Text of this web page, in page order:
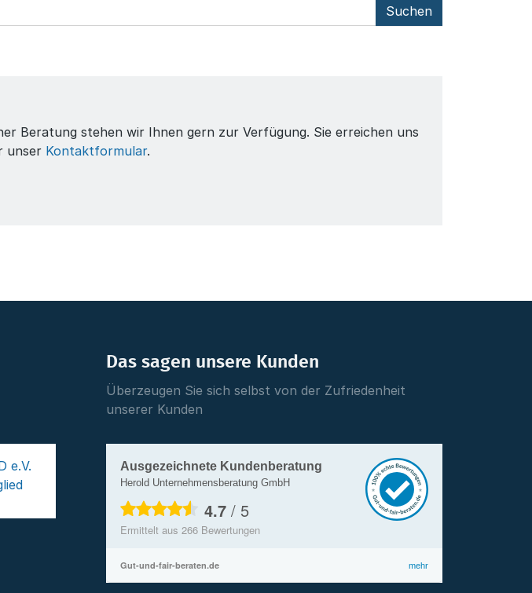
Suchen
Beratung stehen wir Ihnen gern zur Verfügung. Sie erreichen uns
unser Kontaktformular.
Das sagen unsere Kunden
Überzeugen Sie sich selbst von der Zufriedenheit
unserer Kunden
Ausgezeichnete Kundenberatung
Herold Unternehmensberatung GmbH
4.7/ 5
Ermittelt aus266 Bewertungen
Gut-und-fair-beraten.de mehr